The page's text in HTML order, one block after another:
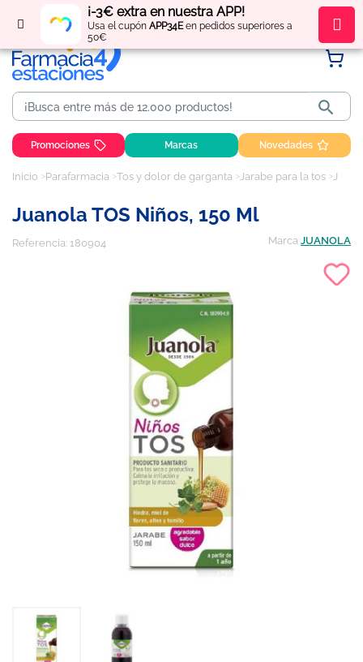
¡-3€ extra en nuestra APP!
Usa el cupón APP34Een pedidos superiores a
50€
Regístratey obténpuntos por tus compras

Promociones Marcas Novedades
Inicio Parafarmacia Tos y dolor de garganta Jarabe para la tos
Juanola TOS Niños, 150 Ml
Referencia: 180904 Marca JUANOLA